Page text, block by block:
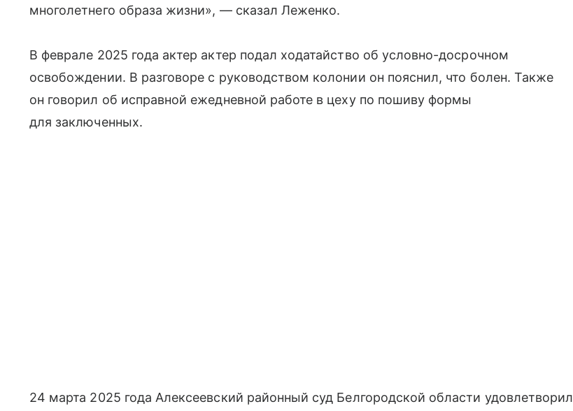
многолетнего образа жизни», — сказал Леженко.
В феврале 2025 года актер актер подал ходатайство об условно-досрочном
освобождении. В разговоре с руководством колонии он пояснил, что болен. Также
он говорил об исправной ежедневной работе в цеху по пошиву формы
для заключенных.
24 марта 2025 года Алексеевский районный суд Белгородской области удовлетворил